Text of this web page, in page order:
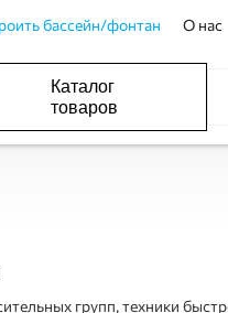
бассейн/фонтан О нас
Каталог
товаров
групп, техники